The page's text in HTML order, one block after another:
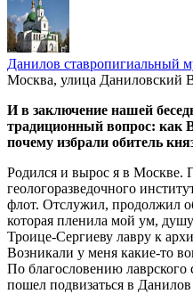
Данилов ставропигиальный
Москва, улица Даниловский
И в заключение нашей
традиционный вопрос:
почему избрали обитель
Родился и вырос я в Москве.
геологоразведочного
флот. Отслужил, продолжил
которая пленила мой ум,
Троице-Сергиеву лавру к
Возникали у меня какие-то
По благословению лаврского
пошел подвизаться в